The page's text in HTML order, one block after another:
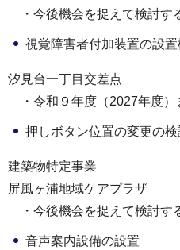
・今後機会を捉えて検討す
視覚障害者付加装置の設
汐見台一丁目交差点
・令和９年度（2027年度）
押しボタン位置の変更の検
建築物特定事業
屏風ヶ浦地域ケアプラザ
・今後機会を捉えて検討す
音声案内設備の設置